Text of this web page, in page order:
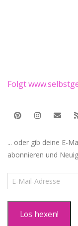
Folgt
... oder gib deine E-
abonnieren und
E-
Mail-
Los hexen!